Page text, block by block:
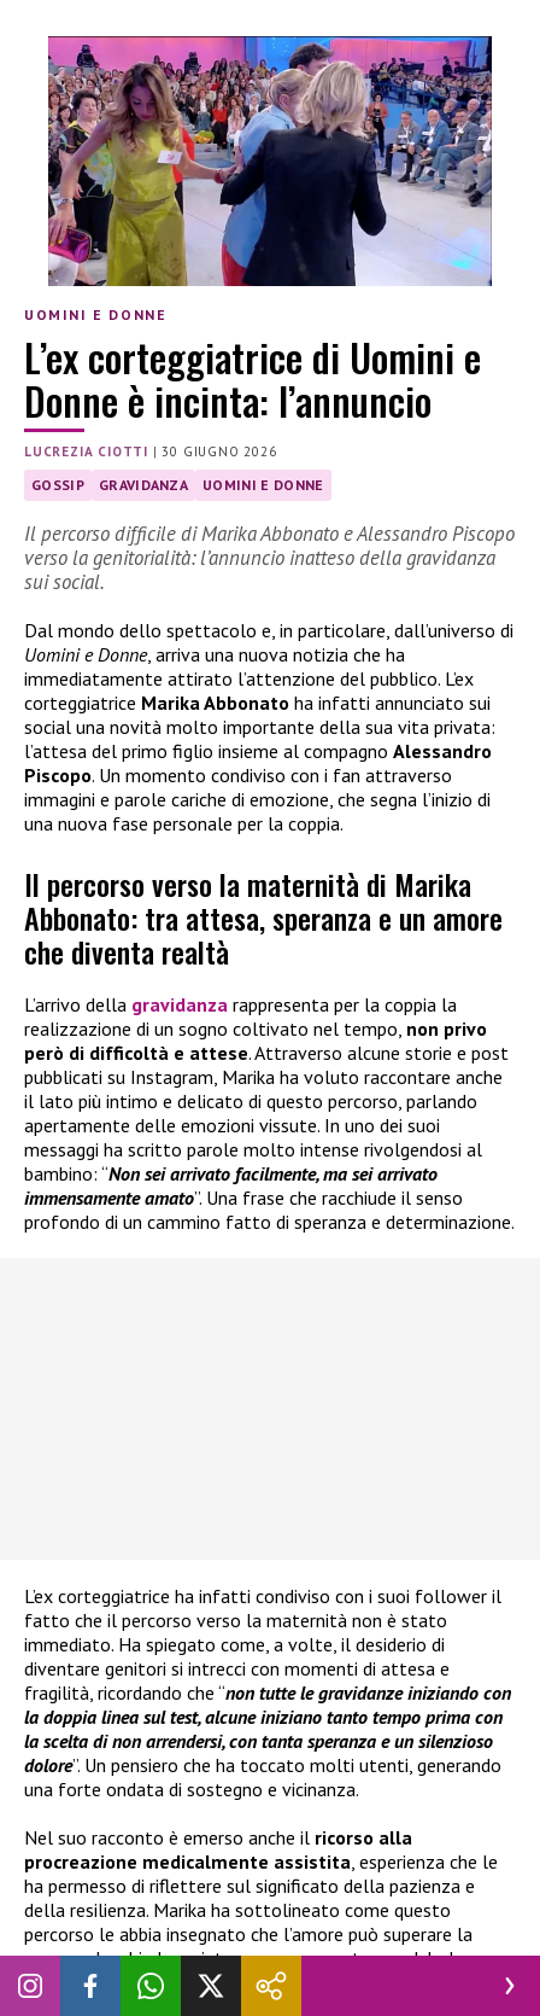
UOMINI E DONNE
L’ex corteggiatrice di Uomini e
Donne è incinta: l’annuncio
LUCREZIA CIOTTI |30 GIUGNO 2026
GOSSIP GRAVIDANZA UOMINI E DONNE
Il percorso difficile di Marika Abbonato e Alessandro Piscopo
verso la genitorialità: l’annuncio inatteso della gravidanza
sui social.
Dal mondo dello spettacolo e, in particolare, dall’universo di
Uomini e Donne, arriva una nuova notizia che ha
immediatamente attirato l’attenzione del pubblico. L’ex
corteggiatrice Marika Abbonato ha infatti annunciato sui
social una novità molto importante della sua vita privata:
l’attesa del primo figlio insieme al compagno Alessandro
Piscopo. Un momento condiviso con i fan attraverso
immagini e parole cariche di emozione, che segna l’inizio di
una nuova fase personale per la coppia.
Il percorso verso la maternità di Marika
Abbonato: tra attesa, speranza e un amore
che diventa realtà
L’arrivo della gravidanza rappresenta per la coppia la
realizzazione di un sogno coltivato nel tempo, non privo
però di difficoltà e attese. Attraverso alcune storie e post
pubblicati su Instagram, Marika ha voluto raccontare anche
il lato più intimo e delicato di questo percorso, parlando
apertamente delle emozioni vissute. In uno dei suoi
messaggi ha scritto parole molto intense rivolgendosi al
bambino: “Non sei arrivato facilmente, ma sei arrivato
immensamente amato”. Una frase che racchiude il senso
profondo di un cammino fatto di speranza e determinazione.
L’ex corteggiatrice ha infatti condiviso con i suoi follower il
fatto che il percorso verso la maternità non è stato
immediato. Ha spiegato come, a volte, il desiderio di
diventare genitori si intrecci con momenti di attesa e
fragilità, ricordando che “non tutte le gravidanze iniziando con
la doppia linea sul test, alcune iniziano tanto tempo prima con
la scelta di non arrendersi, con tanta speranza e un silenzioso
dolore”. Un pensiero che ha toccato molti utenti, generando
una forte ondata di sostegno e vicinanza.
Nel suo racconto è emerso anche il ricorso alla
procreazione medicalmente assistita , esperienza che le
ha permesso di riflettere sul significato della pazienza e
della resilienza. Marika ha sottolineato come questo
percorso le abbia insegnato che l’amore può superare la
paura e che chiedere aiuto non rappresenta una debolezza,
ma un atto di consapevolezza. Ha inoltre affermato: “
cadere non è la vera forza, lo è avere il coraggio di rialzarsi